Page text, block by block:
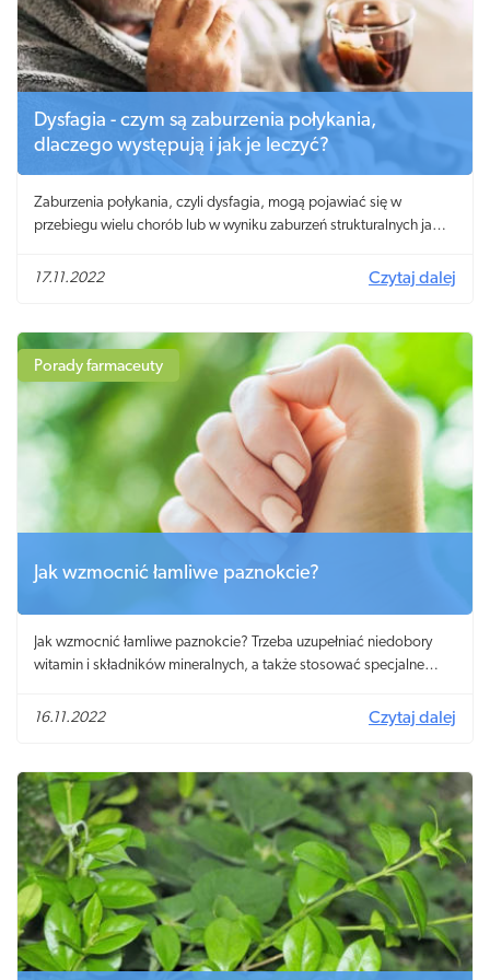
dorosłych? Odpowiadamy!
Dysfagia - czym są zaburzenia połykania,
dlaczego występują i jak je leczyć?
Zaburzenia połykania, czyli dysfagia, mogą pojawiać się w
przebiegu wielu chorób lub w wyniku zaburzeń strukturalnych jamy
17.11.2022
Czytaj dalej
Porady farmaceuty
Jak wzmocnić łamliwe paznokcie?
Jak wzmocnić łamliwe paznokcie? Trzeba uzupełniać niedobory
witamin i składników mineralnych, a także stosować specjalne
16.11.2022
Czytaj dalej